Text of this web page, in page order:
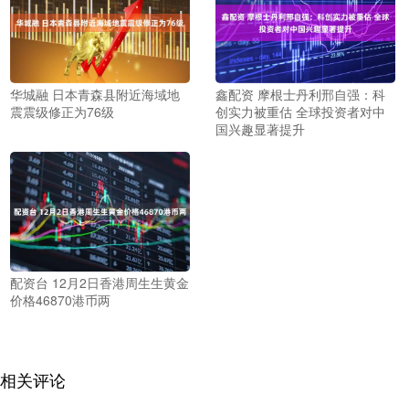
华城融 日本青森县附近海域地
震震级修正为76级
鑫配资 摩根士丹利邢自强：科
创实力被重估 全球投资者对中
国兴趣显著提升
配资台 12月2日香港周生生黄金
价格46870港币两
相关评论